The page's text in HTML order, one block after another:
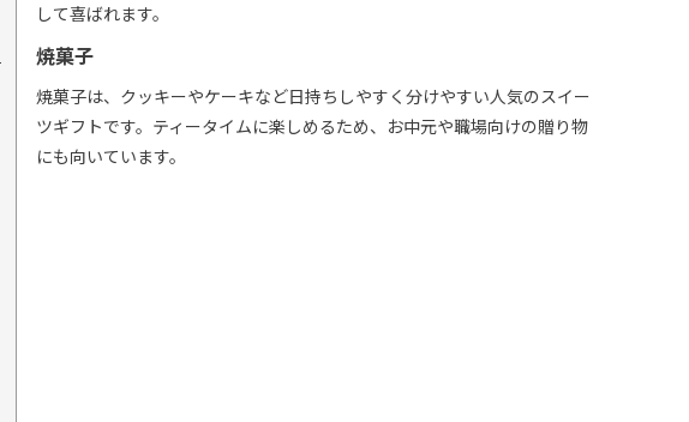
して喜ばれます。
焼菓子
焼菓子は、クッキーやケーキなど日持ちしやすく分けやすい人気のスイー
ツギフトです。ティータイムに楽しめるため、お中元や職場向けの贈り物
にも向いています。